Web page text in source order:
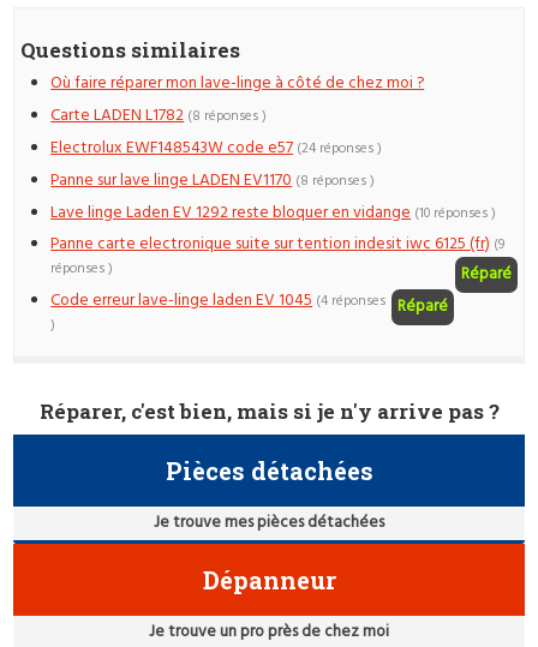
Questions similaires
Où faire réparer mon lave-linge à côté de chez moi ?
Carte LADEN L1782 (8 réponses )
Electrolux EWF148543W code e57 (24 réponses )
Panne sur lave linge LADEN EV1170 (8 réponses )
Lave linge Laden EV 1292 reste bloquer en vidange (10 réponses )
Panne carte electronique suite sur tention indesit iwc 6125 (fr)
Réparé
(9
réponses )
Code erreur lave-linge laden EV 1045 Réparé
(4 réponses
)
Réparer, c'est bien, mais si je n'y arrive pas ?
Pièces détachées
Je trouve mes pièces détachées
Dépanneur
Je trouve un pro près de chez moi